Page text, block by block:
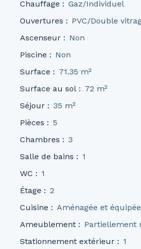
Chauffage : Gaz/Individuel
Ouvertures : PVC/Double
Ascenseur : Non
Piscine : Non
Surface : 71.35 m²
Surface au sol : 72 m²
Séjour : 35 m²
Pièces : 5
Chambres : 3
Salle de bains : 1
WC : 1
Étage : 2
Cuisine : Aménagée et
Ameublement : Partiellement
Stationnement extérieur : 1